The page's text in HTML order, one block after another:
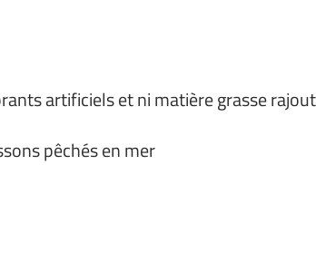
artificiels et ni matière grasse
pêchés en mer